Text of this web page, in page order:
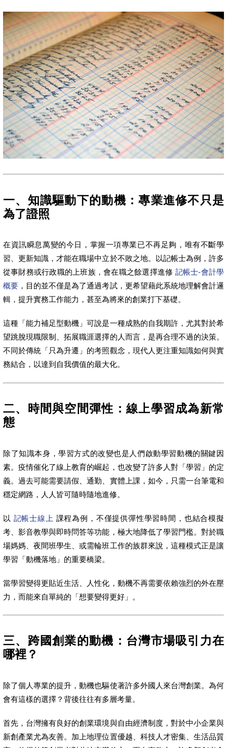
一、知識驅動下的動機：專業進修不只是
為了證照
在資訊瞬息萬變的今日，掌握一項專業已不再足夠，唯有不斷學
習、更新知識，才能在職場中立於不敗之地。以記帳士為例，許多
從事財務或行政職的上班族，會在職之餘選擇進修 記帳士-會計學
概要 ，目的並不僅是為了通過考試，更希望藉此系統地理解會計邏
輯，提升實務工作能力，甚至為將來的創業打下基礎。
這種「能力補足型動機」可說是一種成熟的自我期許，尤其對於希
望跳脫現職限制、拓展職涯選擇的人而言，是再合理不過的決策。
不同於傳統「只為升遷」的考照觀念，現代人更注重知識如何與實
務結合，以達到自我價值的最大化。
二、時間與空間彈性：線上學習成為新常
態
除了知識本身，學習方式的改變也是人們啟動學習動機的關鍵因
素。疫情催化了線上教育的崛起，也改變了許多人對「學習」的定
義。過去可能需要請假、通勤、實體上課，如今，只需一台筆電和
穩定網路，人人皆可隨時隨地進修。
以 記帳士線上 課程為例，不僅提供彈性學習時間，也結合模擬
考、影音教學與即時問答等功能，極大地降低了學習門檻。對於職
場媽媽、夜間班學生、或需輪班工作的族群來說，這種模式正是讓
學習「動機落地」的重要橋梁。
當學習變得更貼近生活、人性化，動機不再需要依賴強烈的外在壓
力，而能來自單純的「想要變得更好」。
三、跨國創業的動機：台灣市場吸引力在
哪裡？
除了個人專業的提升，動機也驅使著許多外國人來台灣創業。為何
會有這樣的選擇？背後往往有多層考量。
首先，台灣擁有良好的創業環境與自由經濟制度，對於中小企業與
新創產業尤為友善。加上地理位置優越、科技人才密集、生活品質